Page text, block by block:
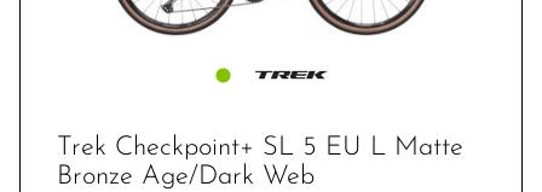
Trek Checkpoint+ SL 5 EU L Matte
Bronze Age/Dark Web